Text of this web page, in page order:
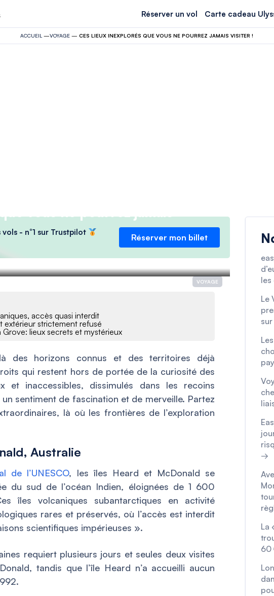
Réserver un vol Carte cadeau
ACCUEIL —VOYAGE— CES LIEUX INEXPLORÉS QUE VOUS NE POURREZ JAMAIS VISITER !
- n°1 sur Trustpilot
Réserver mon billet
VOYAGE
accès quasi interdit
extérieur strictement refusé
lieux secrets et mystérieux
des horizons connus et des territoires déjà
qui restent hors de portée de la curiosité des
et inaccessibles, dissimulés dans les recoins
sentiment de fascination et de merveille. Partez
là où les frontières de l’exploration
Australie
de l’UNESCO, les îles Heard et McDonald se
du sud de l’océan Indien, éloignées de 1 600
îles volcaniques subantarctiques en activité
rares et préservés, où l’accès est interdit
scientifiques impérieuses ».
requiert plusieurs jours et seules deux visites
tandis que l’île Heard n’a accueilli aucun
Le
→
La
60